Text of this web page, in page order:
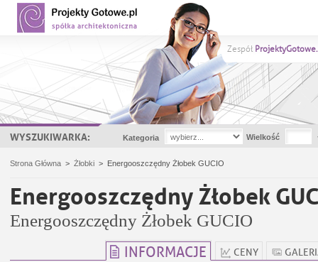
Zespół
WYSZUKIWARKA: Kategoria Wielkość
Strona Główna > Żłobki > Energooszczędny Żłobek GUCIO
Energooszczędny Żłobek
Energooszczędny Żłobek GUCIO
INFORMACJE CENY